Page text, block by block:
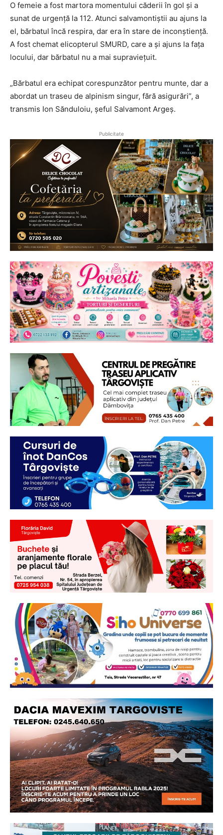
O femeie a fost martora momentului căderii în gol și a
sunat de urgență la 112. Atunci salvamontiștii au ajuns la
el, bărbatul încă respira, dar era în stare de inconștiență.
A fost chemat elicopterul SMURD, care a și ajuns la fața
locului, dar bărbatul nu a mai supraviețuit.
„Bărbatul era echipat corespunzător pentru munte, dar a
abordat un traseu de alpinism singur, fără asigurări”, a
transmis Ion Sănduloiu, șeful Salvamont Argeș.
Publicitate